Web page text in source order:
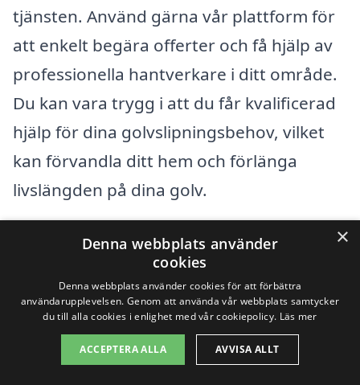
tjänsten. Använd gärna vår plattform för
att enkelt begära offerter och få hjälp av
professionella hantverkare i ditt område.
Du kan vara trygg i att du får kvalificerad
hjälp för dina golvslipningsbehov, vilket
kan förvandla ditt hem och förlänga
livslängden på dina golv.
Få 3 erbjudanden, gratis och utan
förpliktelser
Sök efter professionell
×
Denna webbplats använder
cookies
Denna webbplats använder cookies för att förbättra
användarupplevelsen. Genom att använda vår webbplats samtycker
du till alla cookies i enlighet med vår cookiepolicy. Läs mer
ACCEPTERA ALLA AVVISA ALLT